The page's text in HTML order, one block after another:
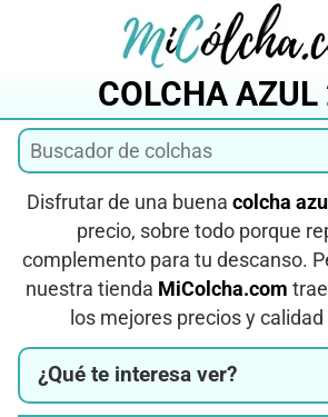
COLCHA
Disfrutar de una buena colcha
precio, sobre todo porque
complemento para tu descanso.
nuestra tienda MiColcha.com
los mejores precios y
¿Qué te interesa ver?